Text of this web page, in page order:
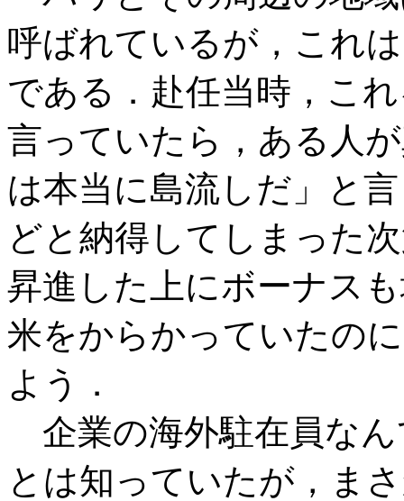
呼ばれているが，これ
である．赴任当時，こ
言っていたら，ある人
は本当に島流しだ」と
どと納得してしまった
昇進した上にボーナス
米をからかっていたの
よう．
企業の海外駐在員な
とは知っていたが，ま